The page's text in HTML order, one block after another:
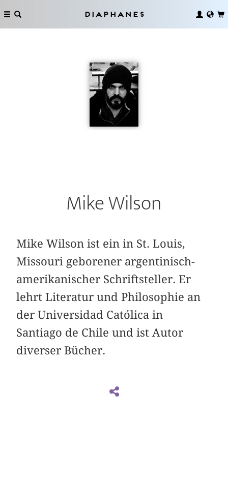
Diaphanes
Mike Wilson
Mike Wilson ist ein in St. Louis,
Missouri geborener argentinisch-
amerikanischer Schriftsteller. Er
lehrt Literatur und Philosophie an
der Universidad Católica in
Santiago de Chile und ist Autor
diverser Bücher.